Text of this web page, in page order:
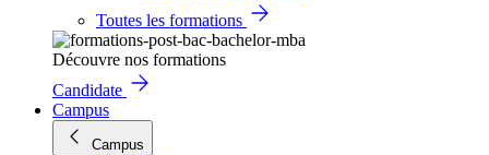
Toutes les formations
Découvre nos formations
Candidate
Campus
Campus